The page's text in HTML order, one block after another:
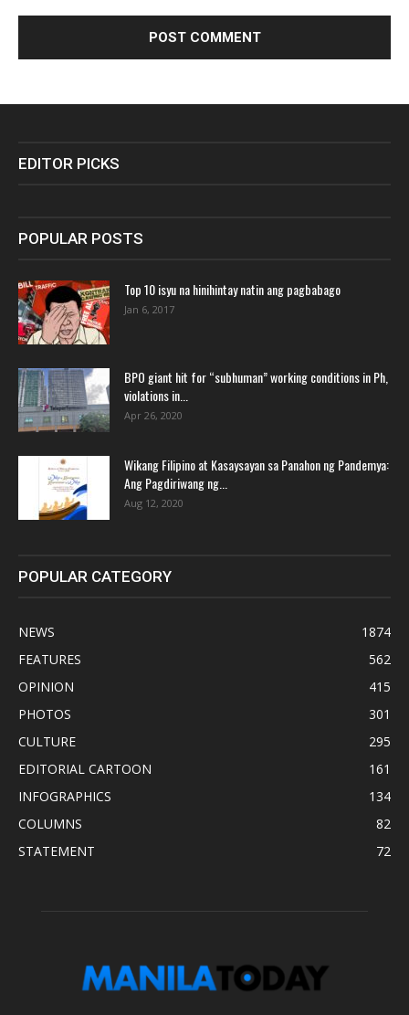
EDITOR PICKS
POPULAR POSTS
Top 10 isyu na hinihintay natin ang pagbabago
Jan 6, 2017
BPO giant hit for “subhuman” working conditions in Ph,
violations in...
Apr 26, 2020
Wikang Filipino at Kasaysayan sa Panahon ng Pandemya:
Ang Pagdiriwang ng...
Aug 12, 2020
POPULAR CATEGORY
NEWS
1874
FEATURES
562
OPINION
415
PHOTOS
301
CULTURE
295
EDITORIAL CARTOON
161
INFOGRAPHICS
134
COLUMNS
82
STATEMENT
72